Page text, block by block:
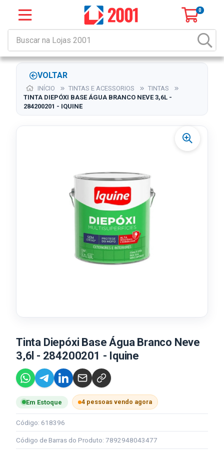
0
VOLTAR
INÍCIO TINTAS E ACESSORIOS
TINTAS
TINTA DIEPÓXI BASE ÁGUA BRANCO NEVE 3,6L -
284200201 - IQUINE
Tinta Diepóxi Base Água Branco Neve
3,6l - 284200201 - Iquine
Em Estoque 4 pessoas vendo agora
Código: 618396
Código de Barras do Produto: 7892948043477